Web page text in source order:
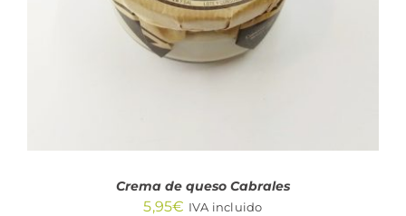
Crema de queso Cabrales
5,95€ IVA incluido